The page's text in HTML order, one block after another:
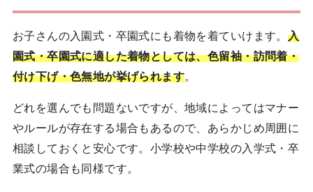
お子さんの入園式・卒園式にも着物を着ていけます。 入
園式・卒園式に適した着物としては、色留袖・訪問着・
付け下げ・色無地が挙げられます
どれを選んでも問題ないですが、地域によってはマナー
やルールが存在する場合もあるので、あらかじめ周囲に
相談しておくと安心です。小学校や中学校の入学式・卒
業式の場合も同様です。